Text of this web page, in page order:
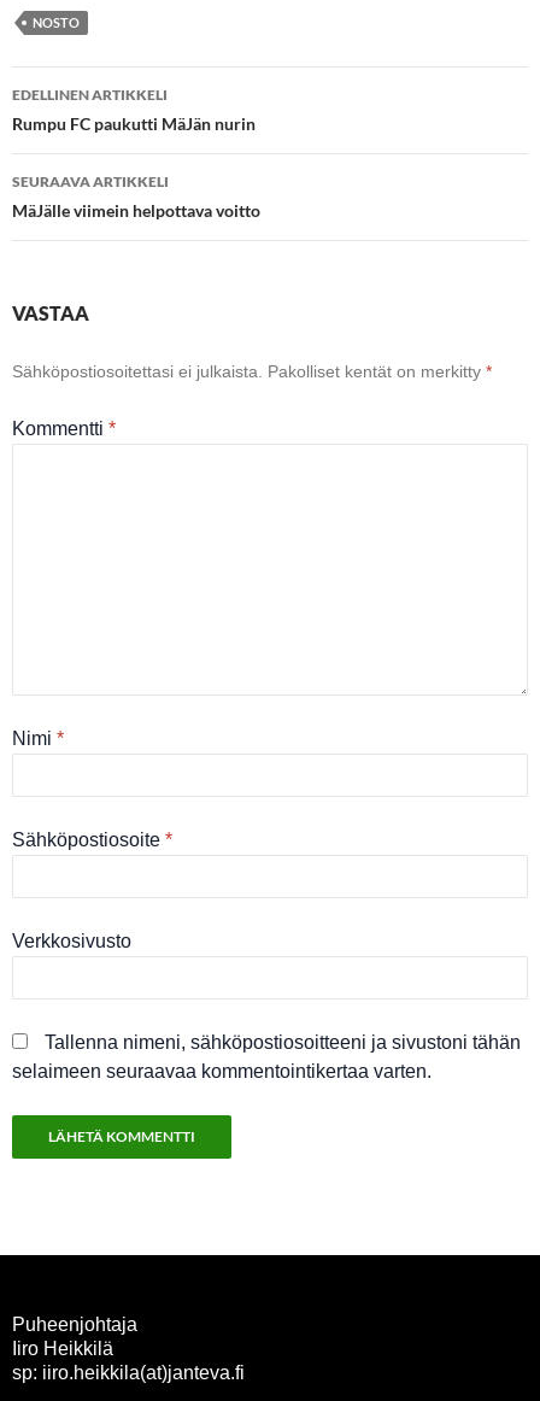
NOSTO
Artikkelien
selaus
EDELLINEN ARTIKKELI
Rumpu FC paukutti MäJän nurin
SEURAAVA ARTIKKELI
MäJälle viimein helpottava voitto
VASTAA
Sähköpostiosoitettasi ei julkaista. Pakolliset kentät on merkitty *
Kommentti *
Nimi *
Sähköpostiosoite *
Verkkosivusto
Tallenna nimeni, sähköpostiosoitteeni ja sivustoni tähän
selaimeen seuraavaa kommentointikertaa varten.
Puheenjohtaja
Iiro Heikkilä
sp: iiro.heikkila(at)janteva.fi